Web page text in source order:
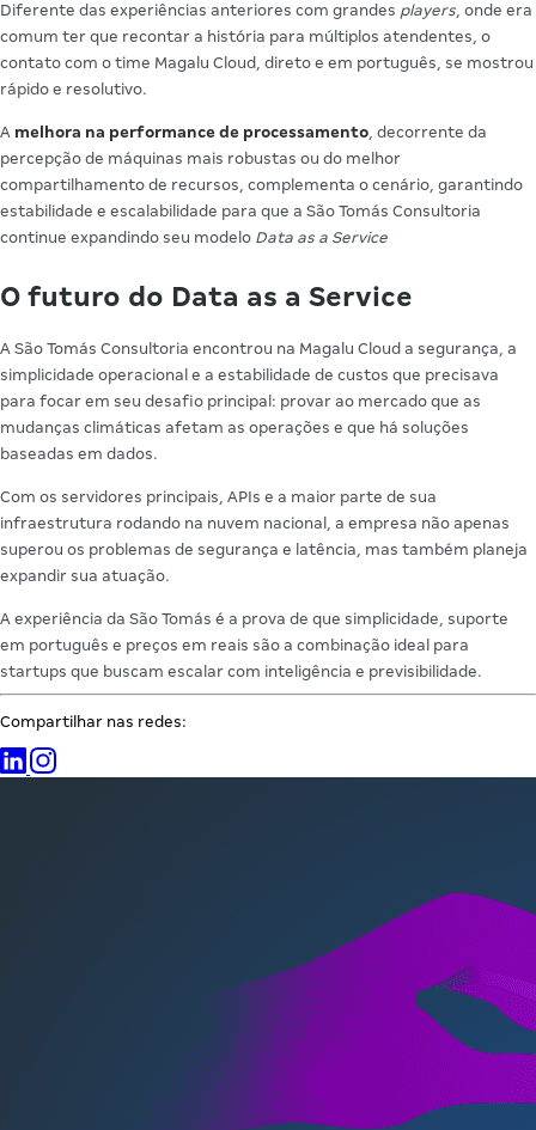
Diferente das experiências anteriores com grandes players, onde era
comum ter que recontar a história para múltiplos atendentes, o
contato com o time Magalu Cloud, direto e em português, se mostrou
rápido e resolutivo.
A melhora na performance de processamento, decorrente da
percepção de máquinas mais robustas ou do melhor
compartilhamento de recursos, complementa o cenário, garantindo
estabilidade e escalabilidade para que a São Tomás Consultoria
continue expandindo seu modelo Data as a Service
O futuro do Data as a Service
A São Tomás Consultoria encontrou na Magalu Cloud a segurança, a
simplicidade operacional e a estabilidade de custos que precisava
para focar em seu desafio principal: provar ao mercado que as
mudanças climáticas afetam as operações e que há soluções
baseadas em dados.
Com os servidores principais, APIs e a maior parte de sua
infraestrutura rodando na nuvem nacional, a empresa não apenas
superou os problemas de segurança e latência, mas também planeja
expandir sua atuação.
A experiência da São Tomás é a prova de que simplicidade, suporte
em português e preços em reais são a combinação ideal para
startups que buscam escalar com inteligência e previsibilidade.
Compartilhar nas redes: